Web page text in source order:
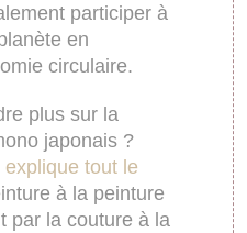
participer à
en
circulaire.
plus sur la
japonais ?
tout le
à la peinture
par la couture à la